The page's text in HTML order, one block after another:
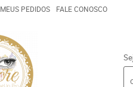
MEUS PEDIDOS FALE CONOSCO